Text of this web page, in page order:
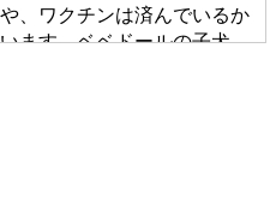
、ワクチンは済んでいるか
ます。ベベドールの子犬
ず受けております。ブリー
心できる育成を慎重に行っ
。ヨークシャーテリアのご
にご相談下さい。